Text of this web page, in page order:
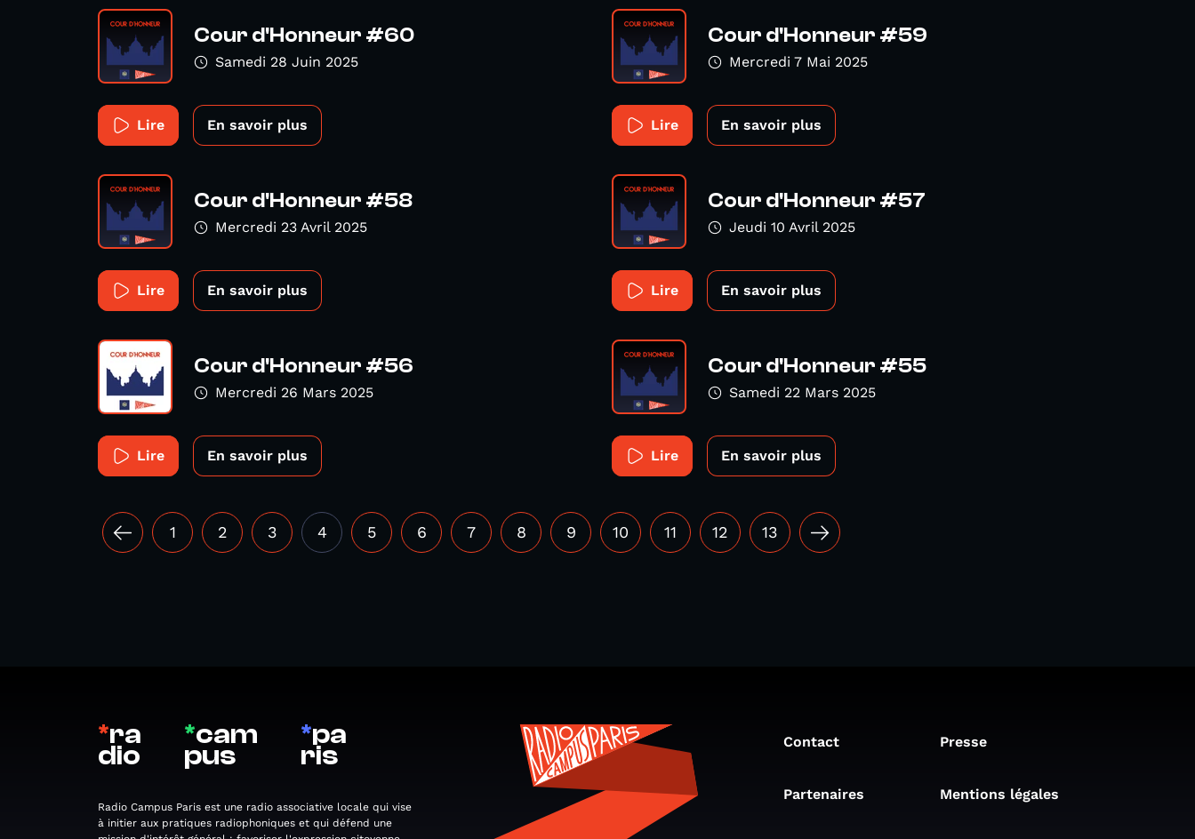
Cour d'Honneur #60
Samedi 28 Juin 2025
Lire En savoir plus
Cour d'Honneur #59
Mercredi 7 Mai 2025
Lire En savoir plus
Cour d'Honneur #58
Mercredi 23 Avril 2025
Lire En savoir plus
Cour d'Honneur #57
Jeudi 10 Avril 2025
Lire En savoir plus
Cour d'Honneur #56
Mercredi 26 Mars 2025
Lire En savoir plus
Cour d'Honneur #55
Samedi 22 Mars 2025
Lire En savoir plus
1 2 3 4 5 6 7 8 9 10 11 12 13
*ra
dio
*cam
pus
*pa
ris
Radio Campus Paris est une radio associative locale qui vise
à initier aux pratiques radiophoniques et qui défend une
Contact Presse
Partenaires Mentions légales